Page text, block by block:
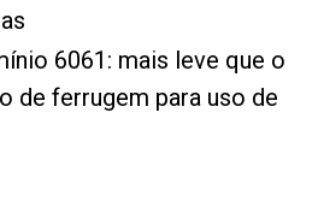
6061: mais leve que o
de ferrugem para uso de